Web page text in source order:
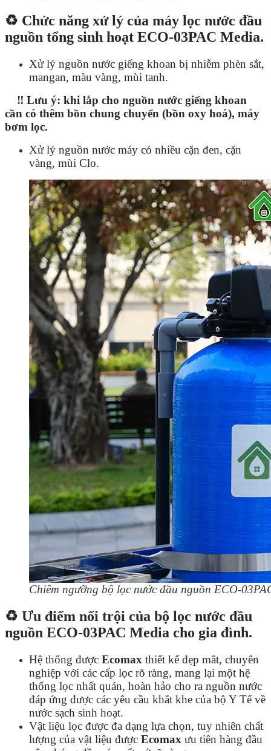
♻️ Chức năng xử lý của máy lọc nước đầu
nguồn tổng sinh hoạt ECO-03PAC Media.
Xử lý nguồn nước giếng khoan bị nhiễm phèn sắt,
mangan, màu vàng, mùi tanh.
‼️ Lưu ý: khi lắp cho nguồn nước giếng khoan
cần có thêm bồn chung chuyển (bồn oxy hoá), máy
bơm lọc.
Xử lý nguồn nước máy có nhiều cặn đen, cặn
vàng, mùi Clo.
Chiêm ngưỡng bộ lọc nước đầu nguồn ECO-
♻️ Ưu điểm nổi trội của bộ lọc nước đầu
nguồn ECO-03PAC Media cho gia đình.
Hệ thống được Ecomax thiết kế đẹp mắt, chuyên
nghiệp với các cấp lọc rõ ràng, mang lại một hệ
thống lọc nhất quán, hoàn hảo cho ra nguồn nước
đáp ứng được các yêu cầu khắt khe của bộ Y Tế về
nước sạch sinh hoạt.
Vật liệu lọc được đa dạng lựa chọn, tuy nhiên chất
lượng của vật liệu được Ecomax ưu tiên hàng đầu